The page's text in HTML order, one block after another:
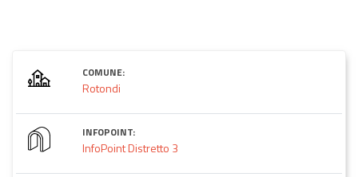
COMUNE:
Rotondi
INFOPOINT:
InfoPoint Distretto 3